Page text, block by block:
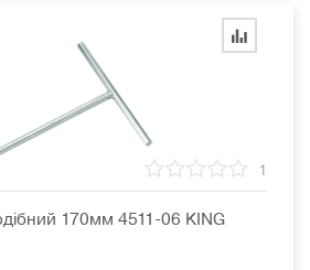
1
170мм 4511-06 KING